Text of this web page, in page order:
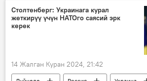
старт
Видео
Столтенберг: Украинага курал
жеткирүү үчүн НАТОго саясий эрк
керек
14 Жалган Куран 2024, 21:42